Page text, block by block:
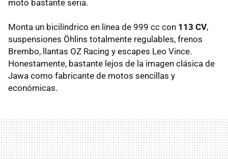
moto bastante seria.
Monta un bicilíndrico en línea de 999 cc con 113 CV,
suspensiones Öhlins totalmente regulables, frenos
Brembo, llantas OZ Racing y escapes Leo Vince.
Honestamente, bastante lejos de la imagen clásica de
Jawa como fabricante de motos sencillas y
económicas.